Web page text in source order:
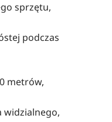
sprzętu,
podczas
metrów,
widzialnego,